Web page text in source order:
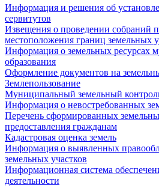
Информация и решения об
сервитутов
Извещения о проведении собраний
местоположения границ земельных
Информация о земельных ресурсах
образования
Оформление документов на
Землепользование
Муниципальный земельный
Информация о невостребованных
Перечень сформированных
предоставления гражданам
Кадастровая оценка земель
Информация о выявленных
земельных участков
Информационная система
деятельности